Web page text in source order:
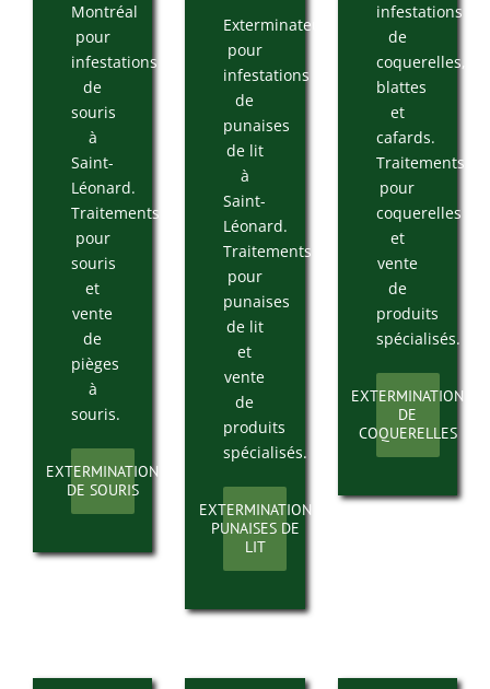
Montréal
pour
infestations
de
souris
à
Saint-
Léonard.
Traitements
pour
souris
et
vente
de
pièges
à
souris.
EXTERMINATION
DE SOURIS
Exterminateur
pour
infestations
de
punaises
de lit
à
Saint-
Léonard.
Traitements
pour
punaises
de lit
et
vente
de
produits
spécialisés.
EXTERMINATION
PUNAISES DE
LIT
infestations
de
coquerelles,
blattes
et
cafards.
Traitements
pour
coquerelles
et
vente
de
produits
spécialisés.
EXTERMINATION
DE
COQUERELLES